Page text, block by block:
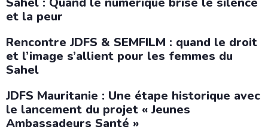
et la peur
Rencontre JDFS & SEMFILM : quand le droit
et l’image s’allient pour les femmes du
Sahel
JDFS Mauritanie : Une étape historique avec
le lancement du projet « Jeunes
Ambassadeurs Santé »